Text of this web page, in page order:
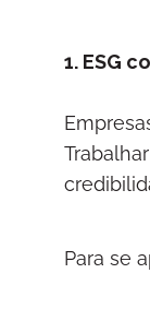
1. ESG
Para se